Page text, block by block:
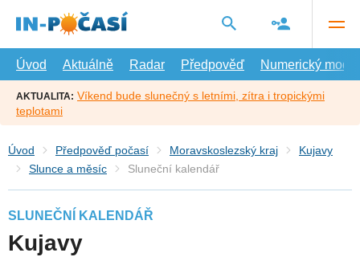
hlavní
Úvod
Aktuálně Radar Předpověď Numerický model
AKTUALITA: Víkend bude slunečný s letními, zítra i tropickými
teplotami
Úvod Předpověď počasí Moravskoslezský kraj
Kujavy
Slunce a měsíc
Sluneční kalendář
SLUNEČNÍ KALENDÁŘ
Kujavy